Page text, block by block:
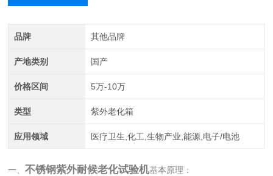
品牌 其他品牌
产地类别 国产
价格区间 5万-10万
类型 紫外老化箱
应用领域 医疗卫生,化工,生物产业,能源,电子/电池
一、不锈钢紫外耐候老化试验机基本原理：